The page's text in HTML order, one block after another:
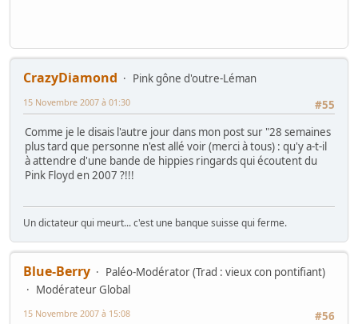
CrazyDiamond
Pink gône d'outre-Léman
#55
15 Novembre 2007 à 01:30
Comme je le disais l'autre jour dans mon post sur "28 semaines
plus tard que personne n'est allé voir (merci à tous) : qu'y a-t-il
à attendre d'une bande de hippies ringards qui écoutent du
Pink Floyd en 2007 ?!!!
Un dictateur qui meurt... c'est une banque suisse qui ferme.
Blue-Berry
Paléo-Modérator (Trad : vieux con pontifiant)
Modérateur Global
#56
15 Novembre 2007 à 15:08